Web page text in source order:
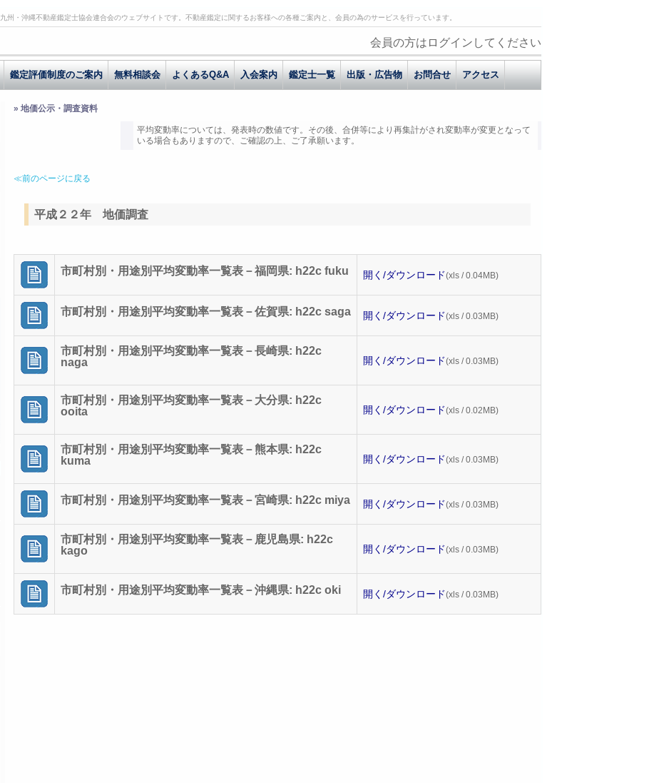
九州・沖縄不動産鑑定士協会連合会のウェブサイトです。不動産鑑定に関するお客様への各種ご案内と、会員の為のサービスを行っています。
会員の方はログインしてください
鑑定評価制度のご案内 無料相談会 よくあるQ&A 入会案内 鑑定士一覧 出版・広告物 お問合せ アクセス
» 地価公示・調査資料
平均変動率については、発表時の数値です。その後、合併等により再集計がされ変動率が変更となって
いる場合もありますので、ご確認の上、ご了承願います。
≪前のページに戻る
平成２２年 地価調査
市町村別・用途別平均変動率一覧表－福岡県: h22c fuku 開く/ダウンロード(xls / 0.04MB)
市町村別・用途別平均変動率一覧表－佐賀県: h22c saga 開く/ダウンロード(xls / 0.03MB)
市町村別・用途別平均変動率一覧表－長崎県: h22c
naga
開く/ダウンロード(xls / 0.03MB)
市町村別・用途別平均変動率一覧表－大分県: h22c
ooita
開く/ダウンロード(xls / 0.02MB)
市町村別・用途別平均変動率一覧表－熊本県: h22c
kuma
開く/ダウンロード(xls / 0.03MB)
市町村別・用途別平均変動率一覧表－宮崎県: h22c miya 開く/ダウンロード(xls / 0.03MB)
市町村別・用途別平均変動率一覧表－鹿児島県: h22c
kago
開く/ダウンロード(xls / 0.03MB)
市町村別・用途別平均変動率一覧表－沖縄県: h22c oki 開く/ダウンロード(xls / 0.03MB)